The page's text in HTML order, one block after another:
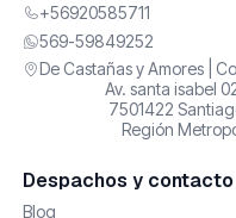
+56920585711
569-59849252
De Castañas y Amores |
Av. santa isabel
7501422
Región
Despachos y contacto
Blog